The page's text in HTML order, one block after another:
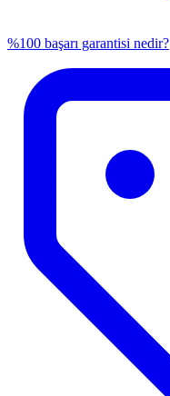
%100 başarı garantisi nedir?